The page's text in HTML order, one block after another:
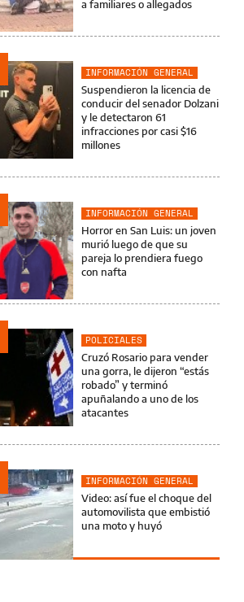
a familiares o allegados
INFORMACIÓN GENERAL
Suspendieron la licencia de
conducir del senador Dolzani
y le detectaron 61
infracciones por casi $16
millones
INFORMACIÓN GENERAL
Horror en San Luis: un joven
murió luego de que su
pareja lo prendiera fuego
con nafta
POLICIALES
Cruzó Rosario para vender
una gorra, le dijeron “estás
robado” y terminó
apuñalando a uno de los
atacantes
INFORMACIÓN GENERAL
Video: así fue el choque del
automovilista que embistió
una moto y huyó